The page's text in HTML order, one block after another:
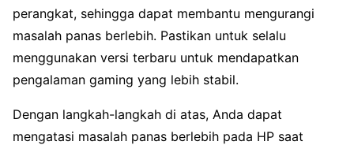
perangkat, sehingga dapat membantu mengurangi
masalah panas berlebih. Pastikan untuk selalu
menggunakan versi terbaru untuk mendapatkan
pengalaman gaming yang lebih stabil.
Dengan langkah-langkah di atas, Anda dapat
mengatasi masalah panas berlebih pada HP saat